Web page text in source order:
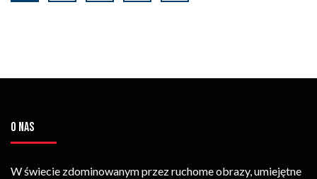
O NAS
W świecie zdominowanym przez ruchome obrazy, umiejętne